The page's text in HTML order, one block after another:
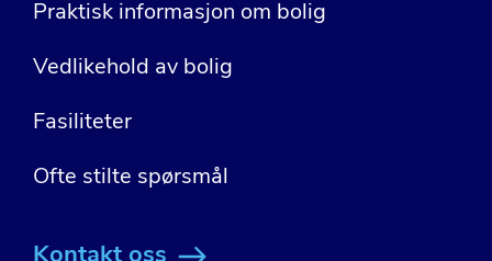
Praktisk informasjon om bolig
Vedlikehold av bolig
Fasiliteter
Ofte stilte spørsmål